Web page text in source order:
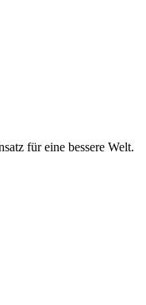
für eine bessere Welt.